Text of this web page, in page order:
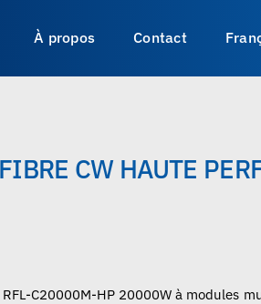
À propos Contact
CW HAUTE
C20000M-HP 20000W à modules